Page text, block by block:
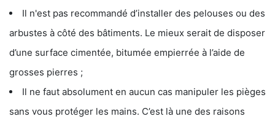
Il n'est pas recommandé d’installer des pelouses ou des
arbustes à côté des bâtiments. Le mieux serait de disposer
d’une surface cimentée, bitumée empierrée à l’aide de
grosses pierres ;
Il ne faut absolument en aucun cas manipuler les pièges
sans vous protéger les mains. C’est là une des raisons